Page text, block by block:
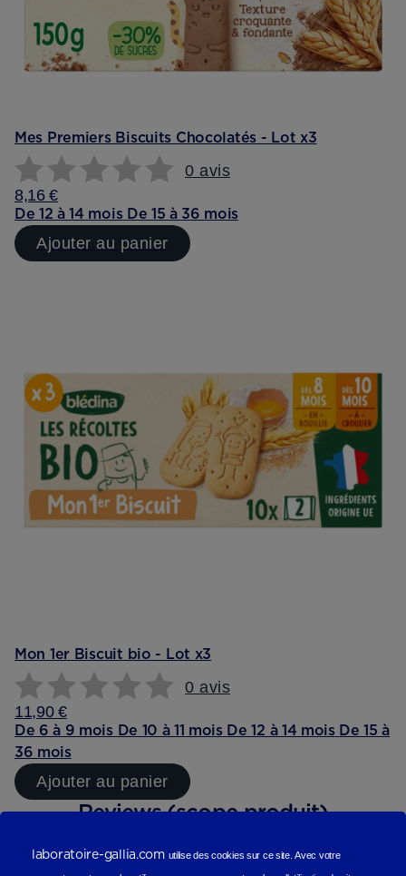
Mes Premiers Biscuits Chocolatés - Lot x3
0 avis
8,16 €
De 12 à 14 mois De 15 à 36 mois
Ajouter au panier
Mon 1er Biscuit bio - Lot x3
0 avis
11,90 €
De 6 à 9 mois De 10 à 11 mois De 12 à 14 mois De 15 à
36 mois
Ajouter au panier
Reviews (scope produit)
Les avis de nos consommateurs
laboratoire-gallia.com utilise des cookies sur ce site.Avec votre